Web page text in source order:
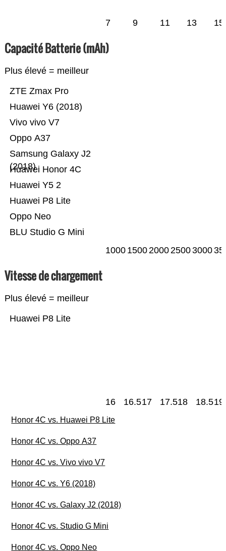
7 9 11 13 15
Capacité Batterie (mAh)
Plus élevé = meilleur
BLU Studio G Mini
Oppo Neo
Huawei P8 Lite
Huawei Y5 2
Huawei Honor 4C
Samsung Galaxy J2
(2018)
Oppo A37
Vivo vivo V7
Huawei Y6 (2018)
ZTE Zmax Pro
1000 1500200025003000
Vitesse de chargement
Plus élevé = meilleur
Huawei P8 Lite
16 16.517 17.518 18.519
Honor 4C vs. Huawei P8 Lite
Honor 4C vs. Oppo A37
Honor 4C vs. Vivo vivo V7
Honor 4C vs. Y6 (2018)
Honor 4C vs. Galaxy J2 (2018)
Honor 4C vs. Studio G Mini
Honor 4C vs. Oppo Neo